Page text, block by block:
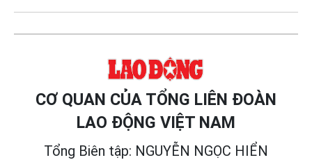
CƠ QUAN CỦA TỔNG LIÊN ĐOÀN
LAO ĐỘNG VIỆT NAM
Tổng Biên tập: NGUYỄN NGỌC HIỂN